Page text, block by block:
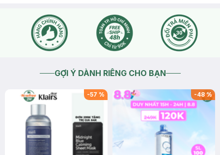
GỢI Ý DÀNH RIÊNG CHO BẠN
-57 % -48%